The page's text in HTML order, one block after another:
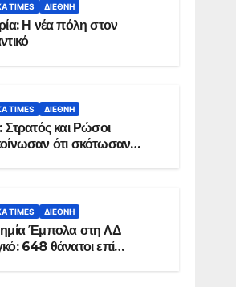
TIMES ΔΙΕΘΝΉ
Η νέα πόλη στον
TIMES ΔΙΕΘΝΉ
Στρατός και Ρώσοι
ότι σκότωσαν
TIMES ΔΙΕΘΝΉ
Έμπολα στη ΛΔ
648 θάνατοι επί